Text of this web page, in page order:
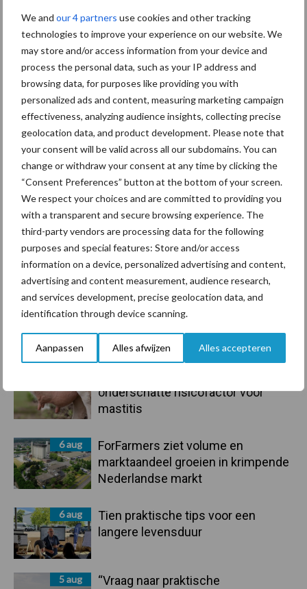
We and our 4 partners use cookies and other tracking
technologies to improve your experience on our website. We
may store and/or access information from your device and
process the personal data, such as your IP address and
browsing data, for purposes like providing you with
personalized ads and content, measuring marketing campaign
effectiveness, analyzing audience insights, collecting precise
geolocation data, and product development. Please note that
your consent will be valid across all our subdomains. You can
change or withdraw your consent at any time by clicking the
“Consent Preferences” button at the bottom of your screen.
We respect your choices and are committed to providing you
with a transparent and secure browsing experience. The
third-party vendors are processing data for the following
purposes and special features: Store and/or access
information on a device, personalized advertising and content,
advertising and content measurement, audience research,
and services development, precise geolocation data, and
identification through device scanning.
Aanpassen Alles afwijzen Alles accepteren
Primaire
Sidebar
Recent nieuws Partner nieuws
7 aug
Grondstoffenmarkt blijft grillig:
droogte en geopolitiek houden
handel in de greep
onderschatte risicofactor voor
mastitis
6 aug
ForFarmers ziet volume en
marktaandeel groeien in krimpende
Nederlandse markt
6 aug
Tien praktische tips voor een
langere levensduur
5 aug
“Vraag naar praktische
Diergezondheid Bemesting Fokkerij
Bedrijfsnieuws
Ligbox &
Voerhekken
Toon meer